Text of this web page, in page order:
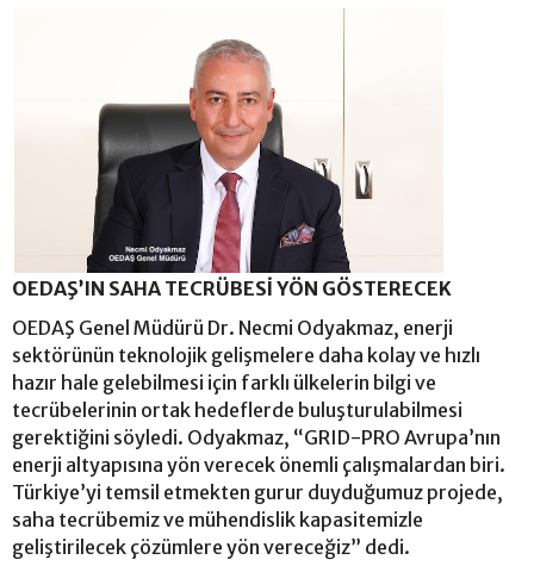
OEDAŞ’IN SAHA TECRÜBESİ YÖN GÖSTERECEK
OEDAŞ Genel Müdürü Dr. Necmi Odyakmaz, enerji
sektörünün teknolojik gelişmelere daha kolay ve hızlı
hazır hale gelebilmesi için farklı ülkelerin bilgi ve
tecrübelerinin ortak hedeflerde buluşturulabilmesi
gerektiğini söyledi. Odyakmaz, “GRID-PRO Avrupa’nın
enerji altyapısına yön verecek önemli çalışmalardan biri.
Türkiye’yi temsil etmekten gurur duyduğumuz projede,
saha tecrübemiz ve mühendislik kapasitemizle
geliştirilecek çözümlere yön vereceğiz” dedi.